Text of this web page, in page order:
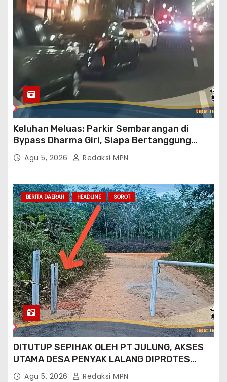
Keluhan Meluas: Parkir Sembarangan di
Bypass Dharma Giri, Siapa Bertanggung
Jawab?
Agu 5, 2026 Redaksi MPN
BERITA DAERAH HEADLINE SOROT
DITUTUP SEPIHAK OLEH PT JULUNG, AKSES
UTAMA DESA PENYAK LALANG DIPROTES
KADES DAN GPN 08
Agu 5, 2026 Redaksi MPN